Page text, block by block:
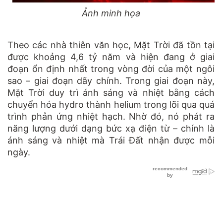
Ảnh minh họa
Theo các nhà thiên văn học, Mặt Trời đã tồn tại
được khoảng 4,6 tỷ năm và hiện đang ở giai
đoạn ổn định nhất trong vòng đời của một ngôi
sao – giai đoạn dãy chính. Trong giai đoạn này,
Mặt Trời duy trì ánh sáng và nhiệt bằng cách
chuyển hóa hydro thành helium trong lõi qua quá
trình phản ứng nhiệt hạch. Nhờ đó, nó phát ra
năng lượng dưới dạng bức xạ điện từ – chính là
ánh sáng và nhiệt mà Trái Đất nhận được mỗi
ngày.